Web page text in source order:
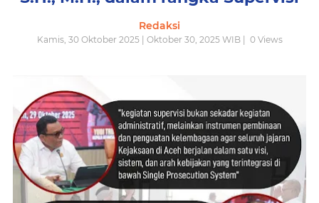
Redaksi
Kamis, 30 Oktober 2025 | Oktober 30, 2025 WIB | 0Views